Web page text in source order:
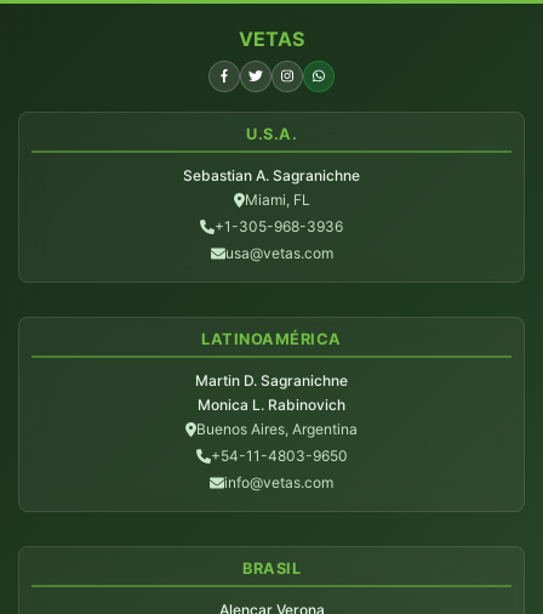
VETAS
U.S.A.
Sebastian A. Sagranichne
Miami, FL
+1-305-968-3936
usa@vetas.com
LATINOAMÉRICA
Martin D. Sagranichne
Monica L. Rabinovich
Buenos Aires, Argentina
+54-11-4803-9650
info@vetas.com
BRASIL
Alencar Verona